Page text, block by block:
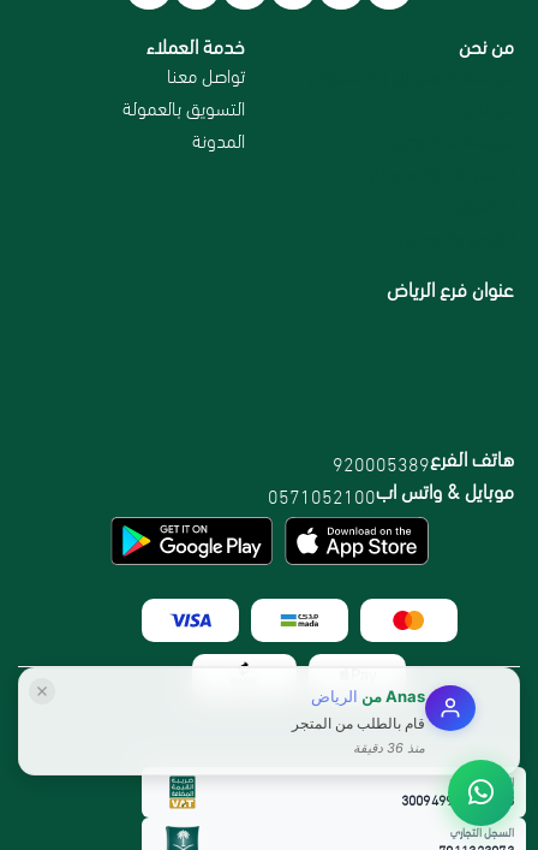
من نحن خدمة العملاء
تواصل معنا
التسويق بالعمولة
المدونة
عنوان فرع الرياض
هاتف الفرع920005389
موبايل & واتس اب0571052100
الرقم الضريبي:
300949912800003
السجل التجاري
Anasمن الرياض
قام بالطلب من المتجر
منذ 36 دقيقة